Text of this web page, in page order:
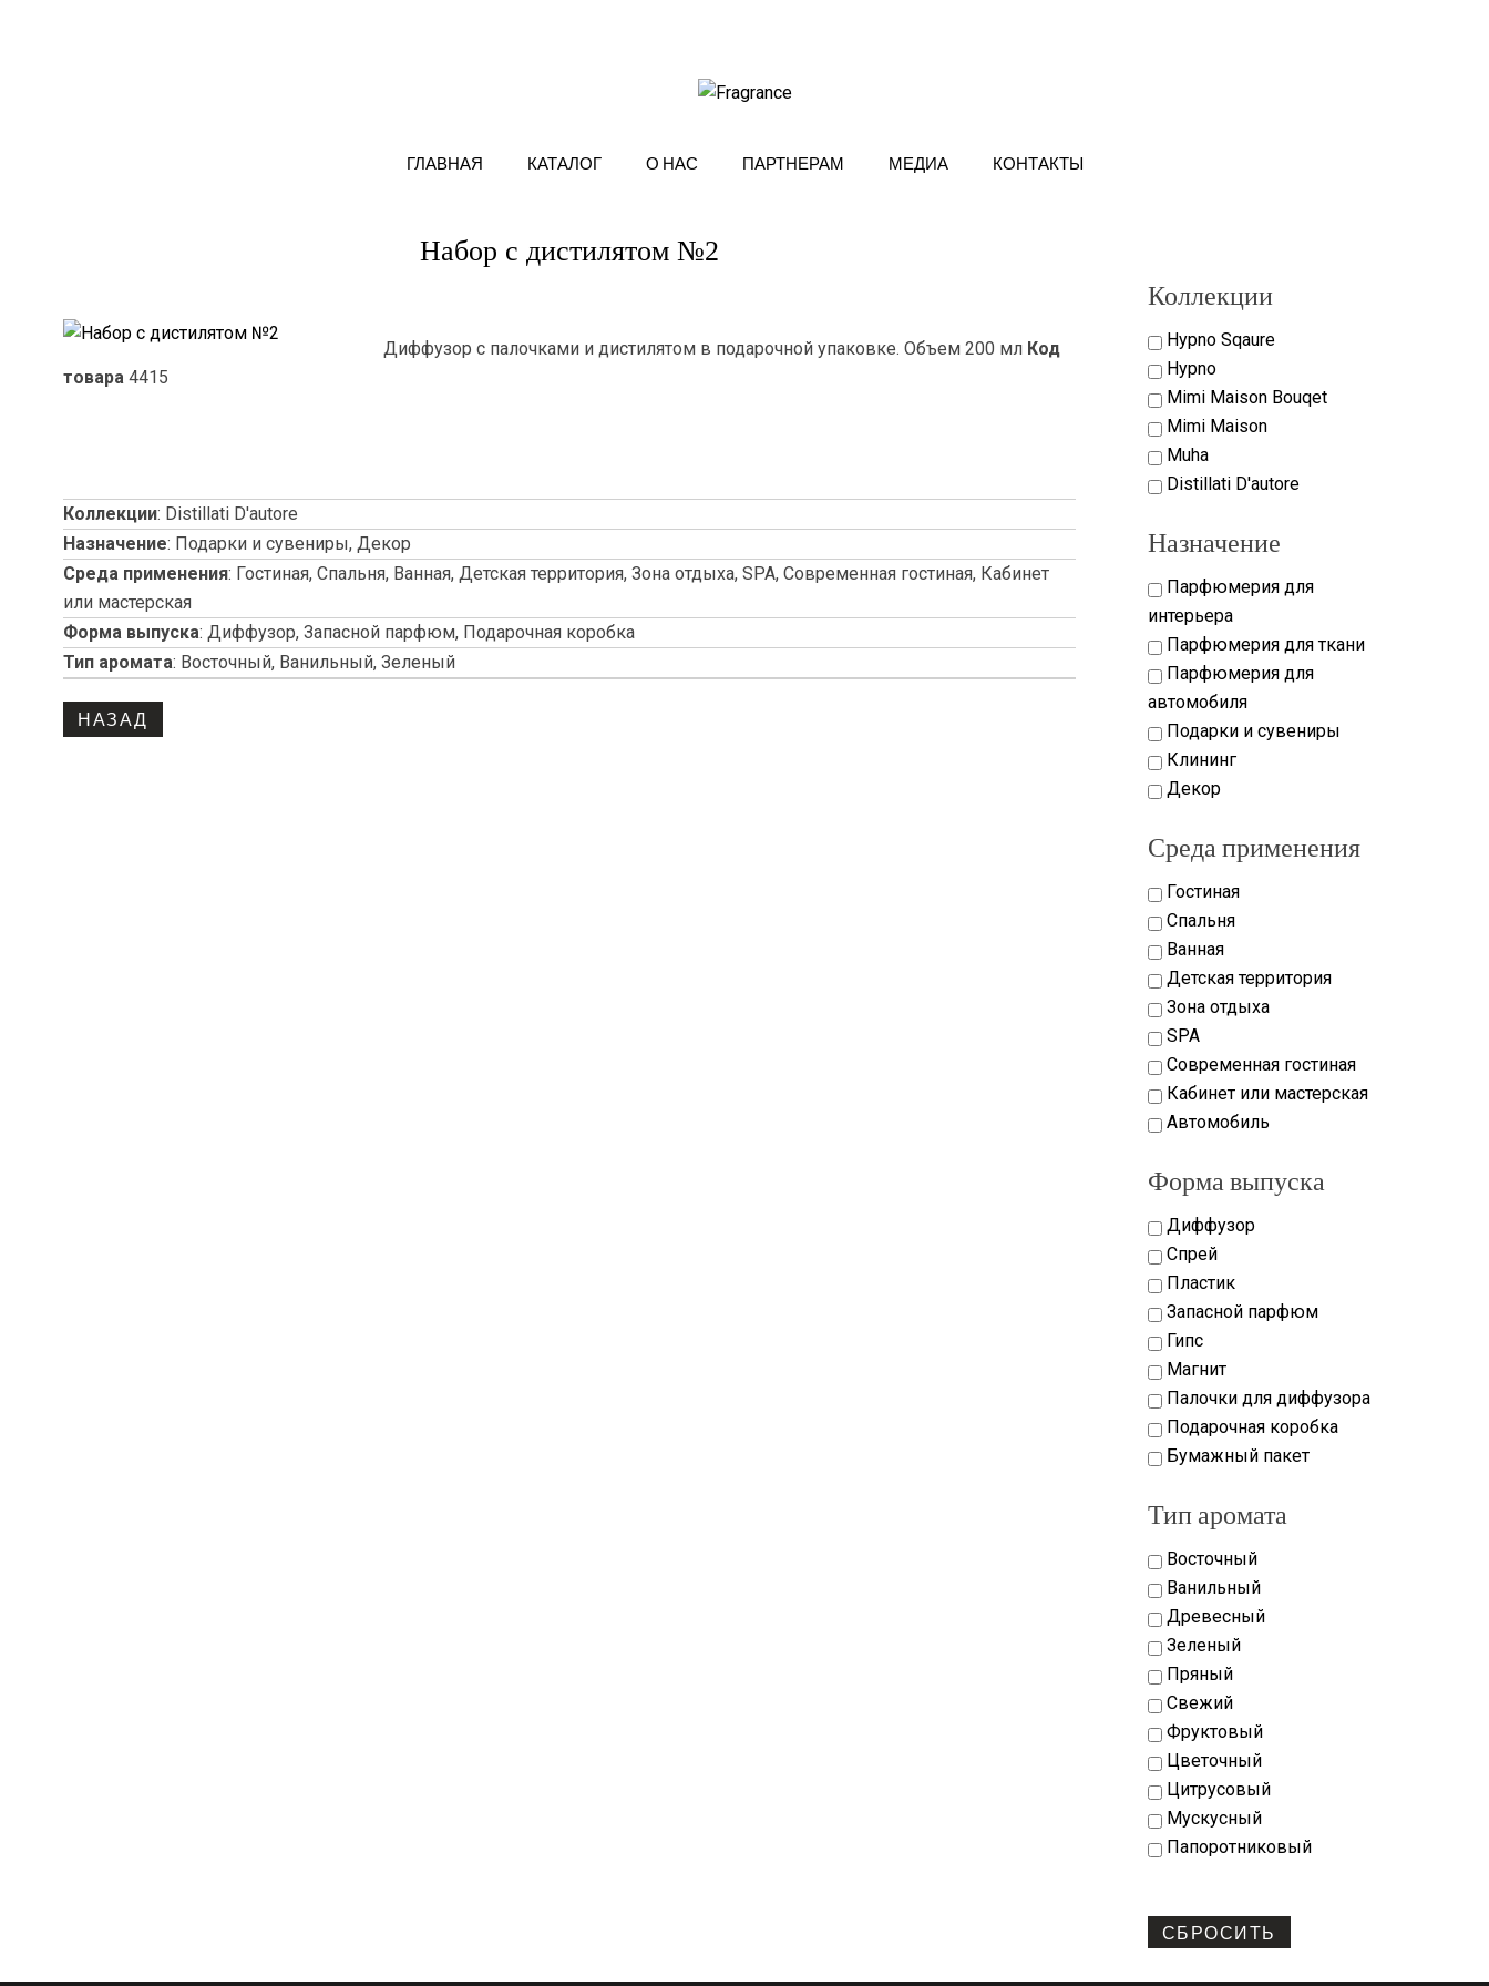
ГЛАВНАЯ КАТАЛОГ О НАС ПАРТНЕРАМ МЕДИА КОНТАКТЫ
Набор с дистилятом №2
Диффузор с палочками и дистилятом в подарочной упаковке. Объем 200 мл Код
товара 4415
Коллекции: Distillati D'autore
Назначение: Подарки и сувениры, Декор
Среда применения: Гостиная, Спальня, Ванная, Детская территория, Зона отдыха, SPA, Современная гостиная, Кабинет
или мастерская
Форма выпуска: Диффузор, Запасной парфюм, Подарочная коробка
Тип аромата: Восточный, Ванильный, Зеленый
Коллекции
Hypno Sqaure
Hypno
Mimi Maison Bouqet
Mimi Maison
Muha
Distillati D'autore
Назначение
Парфюмерия для
интерьера
Парфюмерия для ткани
Парфюмерия для
автомобиля
Подарки и сувениры
Клининг
Декор
Среда применения
Гостиная
Спальня
Ванная
Детская территория
Зона отдыха
SPA
Современная гостиная
Кабинет или мастерская
Автомобиль
Форма выпуска
Диффузор
Спрей
Пластик
Запасной парфюм
Гипс
Магнит
Палочки для диффузора
Подарочная коробка
Бумажный пакет
Тип аромата
Восточный
Ванильный
Древесный
Зеленый
Пряный
Свежий
Фруктовый
Цветочный
Цитрусовый
Мускусный
Папоротниковый
СБРОСИТЬ